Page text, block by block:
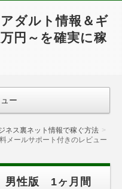
ダルト情報＆ギ
円～を確実に稼
ー
ネス裏ネット情報で稼ぐ方法
ールサポート付きのレビュー
男性版 1ヶ月間